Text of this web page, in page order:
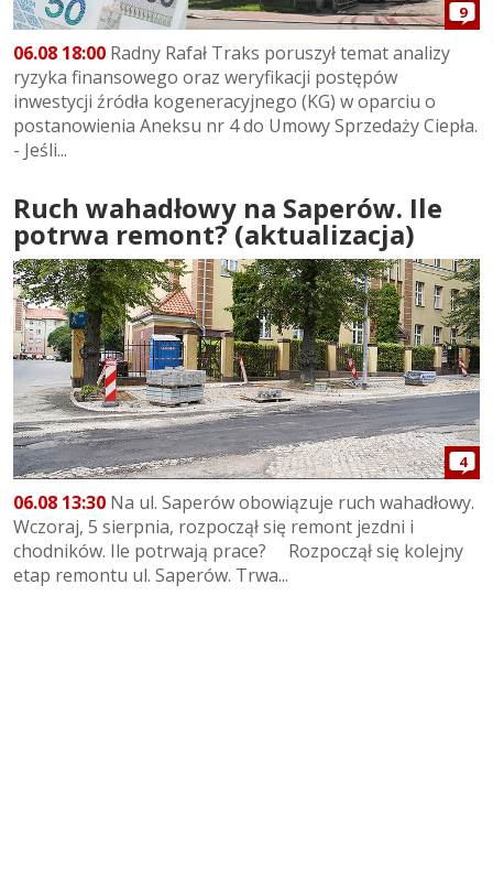
9
06.08 18:00 Radny Rafał Traks poruszył temat analizy
ryzyka finansowego oraz weryfikacji postępów
inwestycji źródła kogeneracyjnego (KG) w oparciu o
postanowienia Aneksu nr 4 do Umowy Sprzedaży Ciepła.
- Jeśli...
Ruch wahadłowy na Saperów. Ile
potrwa remont? (aktualizacja)
4
06.08 13:30 Na ul. Saperów obowiązuje ruch wahadłowy.
Wczoraj, 5 sierpnia, rozpoczął się remont jezdni i
chodników. Ile potrwają prace? Rozpoczął się kolejny
etap remontu ul. Saperów. Trwa...